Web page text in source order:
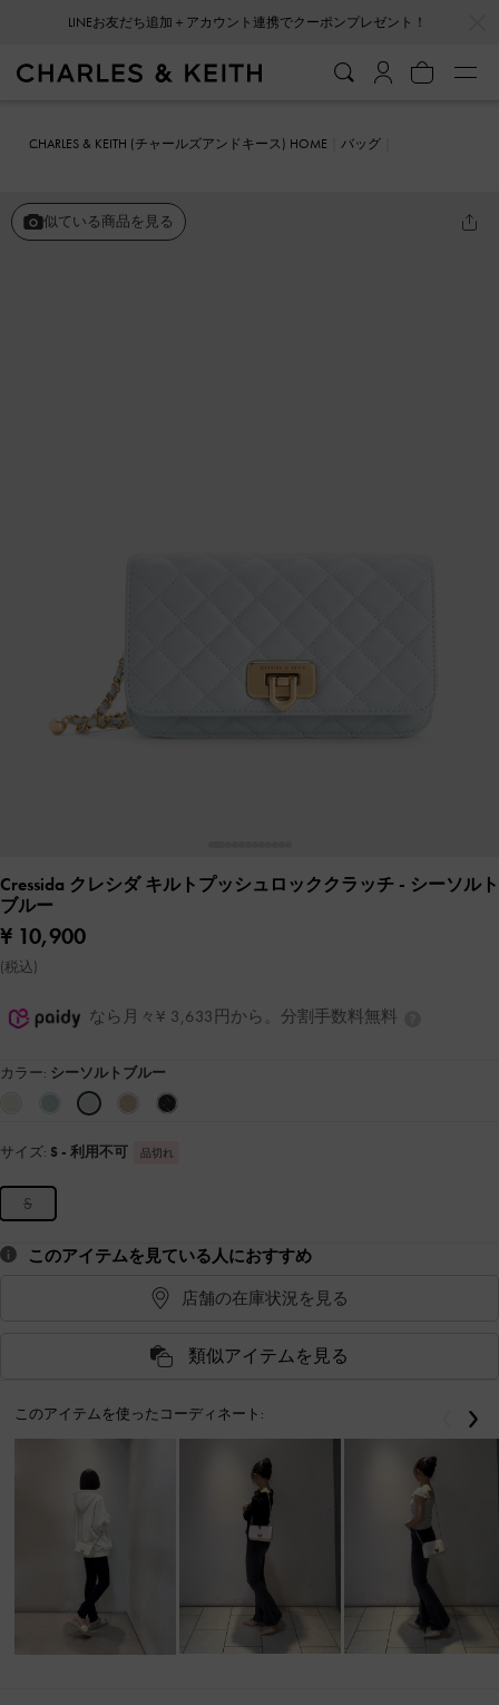
CHARLES & KEITH (チャールズアンドキース) HOME
バッグ
似ている商品を見る
Cressida クレシダ キルトプッシュロッククラッチ - シーソルト
ブルー
¥ 10,900
(税込)
なら月々¥ 3,633円から。分割手数料無料
カラー: シーソルトブルー
サイズ: S - 利用不可 品切れ
S
このアイテムを見ている人におすすめ
店舗の在庫状況を見る
類似アイテムを見る
このアイテムを使ったコーディネート: 戻る